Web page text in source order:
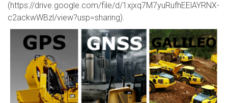
(https://drive.google.com/file/d/1xjxq7M7yuRufhEElAYRNX-
c2ackwWBzl/view?usp=sharing).